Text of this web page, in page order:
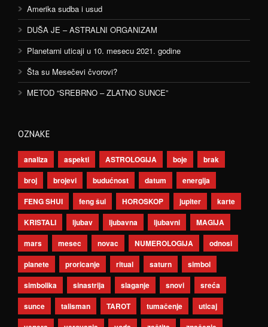
Amerika sudba i usud
DUŠA JE – ASTRALNI ORGANIZAM
Planetarni uticaji u 10. mesecu 2021. godine
Šta su Mesečevi čvorovi?
METOD “SREBRNO – ZLATNO SUNCE”
OZNAKE
analiza aspekti ASTROLOGIJA boje
brak
broj
brojevi budućnost datum
energija
FENG SHUI
feng šui HOROSKOP jupiter
karte
KRISTALI
ljubav ljubavna ljubavni
MAGIJA
mars
mesec novac NUMEROLOGIJA
odnosi
planete
proricanje ritual saturn
simbol
simbolika
sinastrija slaganje snovi
sreća
sunce
talisman TAROT tumačenje
uticaj